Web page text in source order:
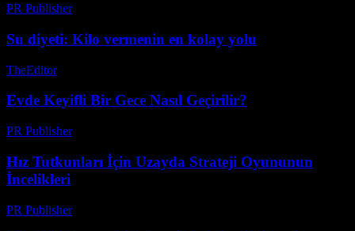
PR Publisher-
Su diyeti: Kilo vermenin en kolay yolu
TheEditor-
Evde Keyifli Bir Gece Nasıl Geçirilir?
PR Publisher-
Hız Tutkunları İçin Uzayda Strateji Oyununun
İncelikleri
PR Publisher-